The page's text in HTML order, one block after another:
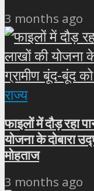
3 months ago
राज्य
फाइलों में दौड़ रहा
योजना के दोबारा
मोहताज
3 months ago